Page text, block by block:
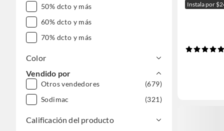
50% dcto y más
60% dcto y más
70% dcto y más
Color
Vendido por
Otros vendedores
(679)
Sodimac
(321)
Calificación del producto
Instala por